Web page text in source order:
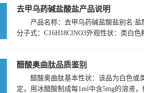
去甲乌药碱盐酸盐产品说明
产品名称：去甲乌药碱盐酸盐别名:盐
分子式：C16H18ClNO3外观性状：类白
醋酸奥曲肽品质鉴别
醋酸奥曲肽基本性状：该品为白色或
定，用冰醋酸制成每1ml中含5mg的溶液